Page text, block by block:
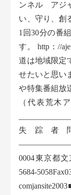
ンネル アジ
い、守り、創
1回30分の番
す。 http：//
道は地域限定
せたいと思い
や特集番組放
（代表荒木
失踪者
0004東京都
5684-